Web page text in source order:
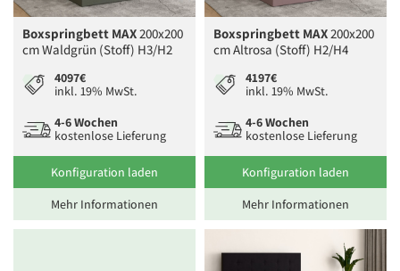
Boxspringbett MAX200x200
cm Waldgrün (Stoff) H3/H2
4097€
inkl. 19% MwSt.
4-6 Wochen
kostenlose Lieferung
Konfiguration laden
Mehr Informationen
Boxspringbett MAX200x200
cm Altrosa (Stoff) H2/H4
4197€
inkl. 19% MwSt.
4-6 Wochen
kostenlose Lieferung
Konfiguration laden
Mehr Informationen